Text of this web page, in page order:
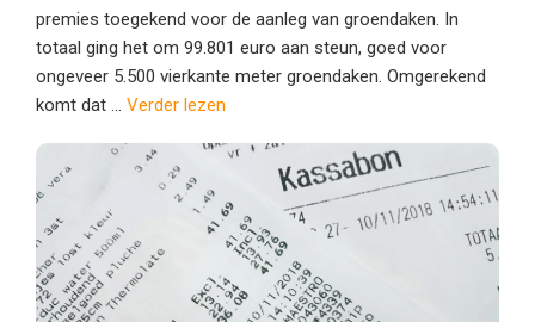
premies toegekend voor de aanleg van groendaken. In
totaal ging het om 99.801 euro aan steun, goed voor
ongeveer 5.500 vierkante meter groendaken. Omgerekend
komt dat ... Verder lezen